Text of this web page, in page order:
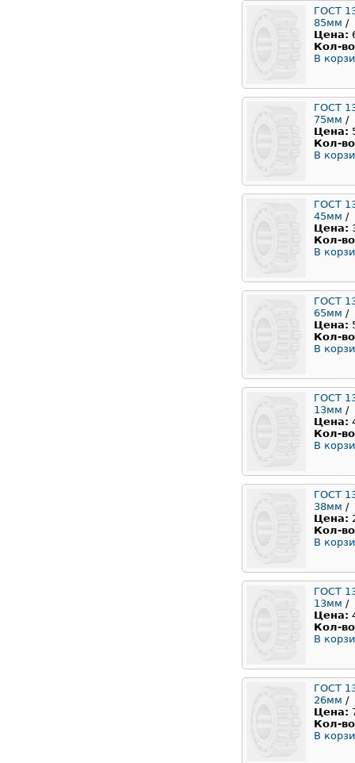
ГОСТ
85мм /
Цена:
Кол-
В
ГОСТ
75мм /
Цена:
Кол-
В
ГОСТ
45мм /
Цена:
Кол-
В
ГОСТ
65мм /
Цена:
Кол-
В
ГОСТ
13мм /
Цена:
Кол-
В
ГОСТ
38мм /
Цена:
Кол-
В
ГОСТ
13мм /
Цена:
Кол-
В
ГОСТ
26мм /
Цена:
Кол-
В